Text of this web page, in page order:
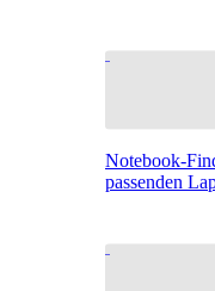
Notebook-
passenden